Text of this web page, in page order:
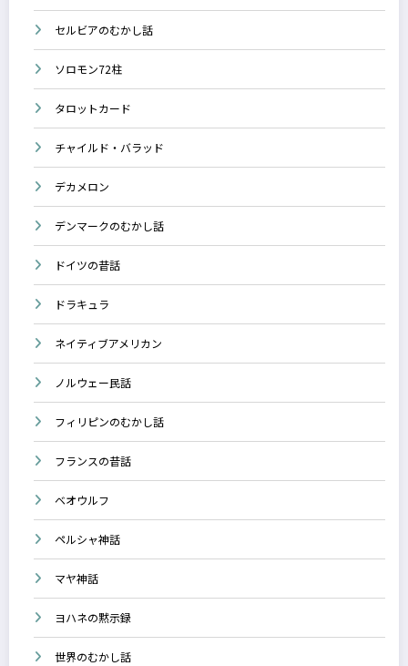
セルビアのむかし話
ソロモン72柱
タロットカード
チャイルド・バラッド
デカメロン
デンマークのむかし話
ドイツの昔話
ドラキュラ
ネイティブアメリカン
ノルウェー民話
フィリピンのむかし話
フランスの昔話
ベオウルフ
ペルシャ神話
マヤ神話
ヨハネの黙示録
世界のむかし話